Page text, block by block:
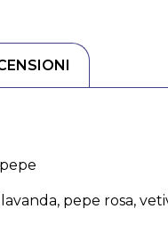
pepe rosa,